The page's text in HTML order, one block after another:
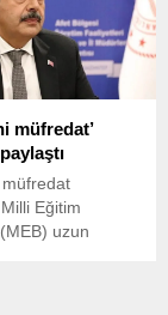
önceki görev
hakkı
müfredat’
Eğitim
(MEB) uzun